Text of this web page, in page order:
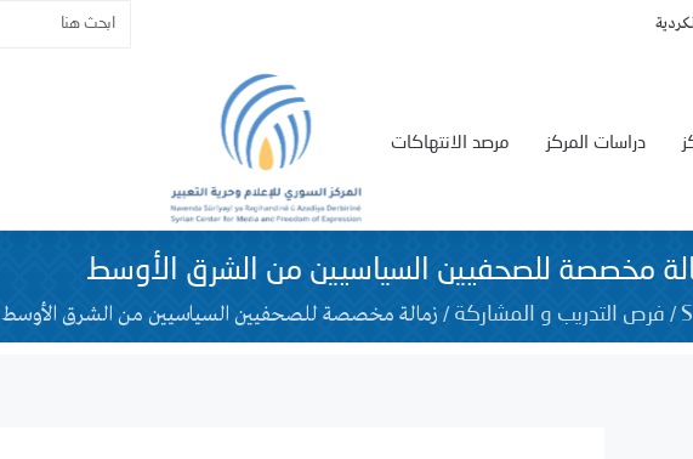
مرصد الانتهاكات دراسات المركز
مخصصة للصحفيين السياسيين من الشرق الأوسط
/ فرص التدريب و المشاركة / زمالة مخصصة للصحفيين السياسيين من الشرق الأوسط